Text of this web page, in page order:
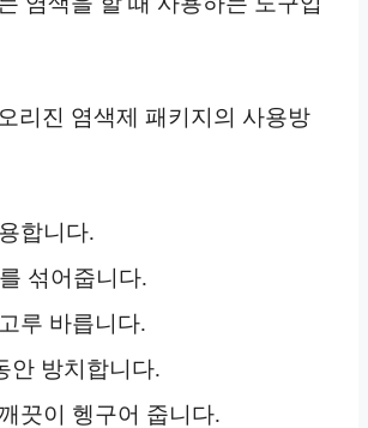
리진 염색제 패키지의 사용방
합니다.
섞어줍니다.
루 바릅니다.
안 방치합니다.
끗이 헹구어 줍니다.